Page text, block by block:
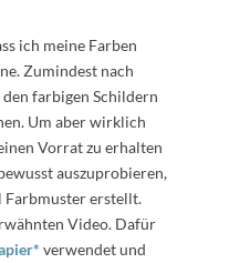
ich meine Farben
Zumindest nach
farbigen Schildern
Um aber wirklich
Vorrat zu erhalten
auszuprobieren,
Farbmuster erstellt.
Video. Dafür
verwendet und